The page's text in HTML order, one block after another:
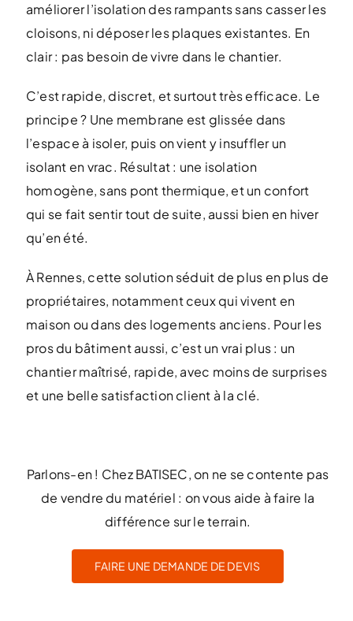
améliorer l’isolation des rampants sans casser les
cloisons, ni déposer les plaques existantes. En
clair : pas besoin de vivre dans le chantier.
C’est rapide, discret, et surtout très efficace. Le
principe ? Une membrane est glissée dans
l’espace à isoler, puis on vient y insuffler un
isolant en vrac. Résultat : une isolation
homogène, sans pont thermique, et un confort
qui se fait sentir tout de suite, aussi bien en hiver
qu’en été.
À Rennes, cette solution séduit de plus en plus de
propriétaires, notamment ceux qui vivent en
maison ou dans des logements anciens. Pour les
pros du bâtiment aussi, c’est un vrai plus : un
chantier maîtrisé, rapide, avec moins de surprises
et une belle satisfaction client à la clé.
Parlons-en ! Chez BATISEC, on ne se contente pas
de vendre du matériel : on vous aide à faire la
différence sur le terrain.
FAIRE UNE DEMANDE DE DEVIS